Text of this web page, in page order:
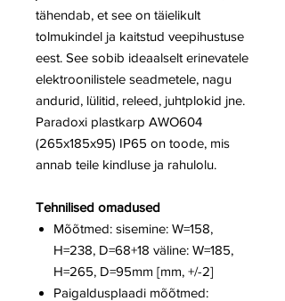
tähendab, et see on täielikult
tolmukindel ja kaitstud veepihustuse
eest. See sobib ideaalselt erinevatele
elektroonilistele seadmetele, nagu
andurid, lülitid, releed, juhtplokid jne.
Paradoxi plastkarp AWO604
(265x185x95) IP65 on toode, mis
annab teile kindluse ja rahulolu.
Tehnilised omadused
Mõõtmed: sisemine: W=158,
H=238, D=68+18 väline: W=185,
H=265, D=95mm [mm, +/-2]
Paigaldusplaadi mõõtmed: